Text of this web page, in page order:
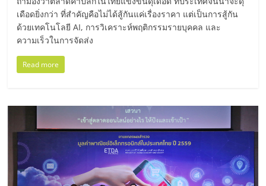
SMEs,
แฟ
รน
ไชส์,
ที่
เดือดยิ่งกว่า ที่สำคัญคือไม่ได้สู้กันแค่เรื่องราคา แต่เป็นการสู้กัน
ด้วยเทคโนโลยี AI, การวิเคราะห์พฤติกรรมรายบุคคล และ
ความเร็วในการจัดส่ง
Read more